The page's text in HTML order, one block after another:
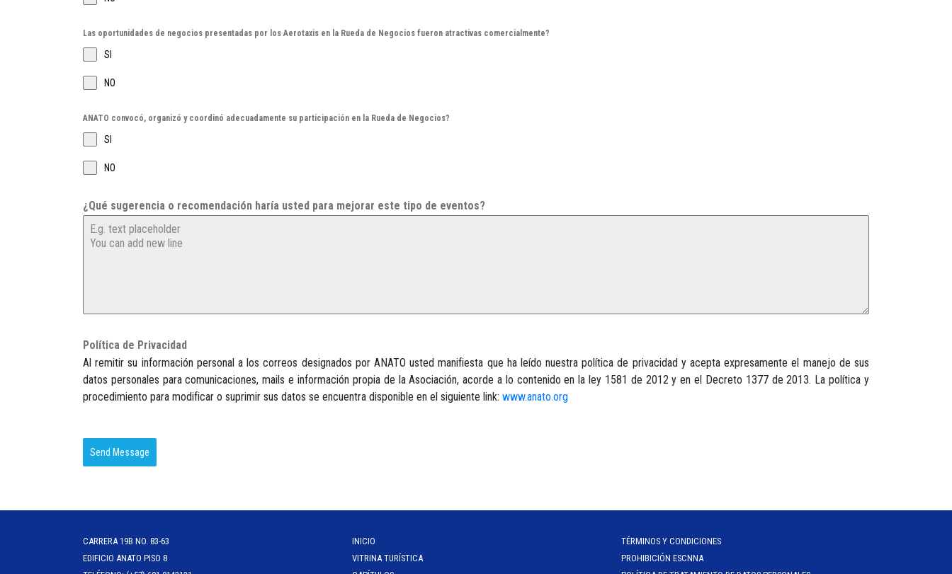
Las oportunidades de negocios presentadas por los Aerotaxis en la Rueda de Negocios fueron atractivas comercialmente?
SI
NO
ANATO convocó, organizó y coordinó adecuadamente su participación en la Rueda de Negocios?
SI
NO
¿Qué sugerencia o recomendación haría usted para mejorar este tipo de eventos?
Política de Privacidad
Al remitir su información personal a los correos designados por ANATO usted manifiesta que ha leído nuestra política de privacidad y acepta expresamente el manejo de sus
datos personales para comunicaciones, mails e información propia de la Asociación, acorde a lo contenido en la ley 1581 de 2012 y en el Decreto 1377 de 2013. La política y
procedimiento para modificar o suprimir sus datos se encuentra disponible en el siguiente link: www.anato.org
Send Message
CARRERA 19B NO. 83-63
EDIFICIO ANATO PISO 8
INICIO
VITRINA TURÍSTICA
TÉRMINOS Y CONDICIONES
PROHIBICIÓN ESCNNA